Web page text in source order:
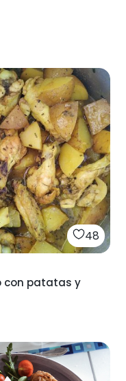
48
con patatas y